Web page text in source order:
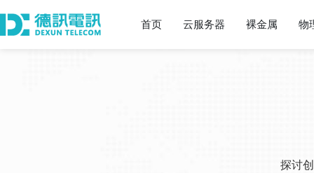
首页 云服务器 裸金属 物
探讨